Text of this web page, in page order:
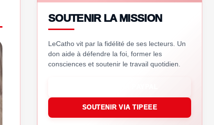
SOUTENIR LA MISSION
LeCatho vit par la fidélité de ses lecteurs. Un
don aide à défendre la foi, former les
consciences et soutenir le travail quotidien.
SOUTENIR VIA TIPEEE